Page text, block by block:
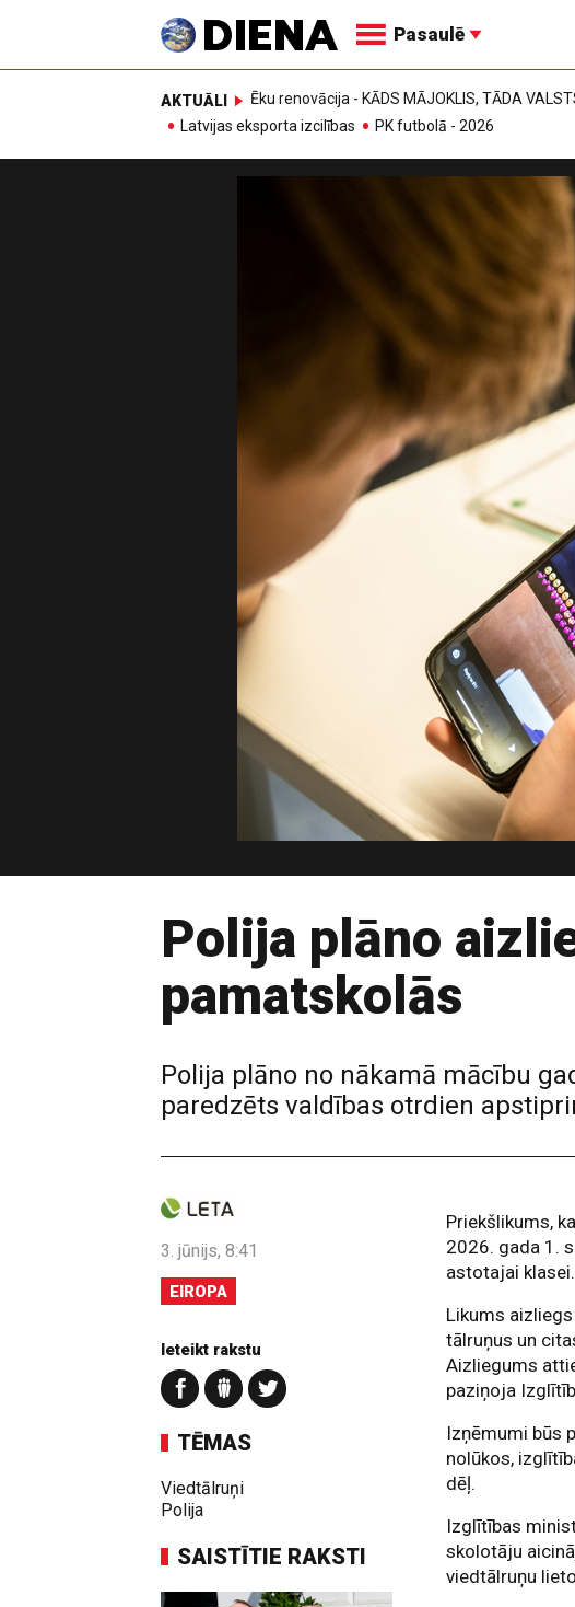
Pasaulē
AKTUĀLI Ēku renovācija - KĀDS MĀJOKLIS, TĀDA
Latvijas eksporta izcilības
PK futbolā - 2026
Polija plāno
pamatskolās
Polija plāno no nākamā mācību
paredzēts valdības otrdien
3. jūnijs, 8:41
EIROPA
Ieteikt rakstu
TĒMAS
Viedtālruņi
Polija
SAISTĪTIE RAKSTI
Priekšlikums,
2026. gada 1.
astotajai klasei.
Likums
tālruņus un
Aizliegums
paziņoja
Izņēmumi būs
nolūkos,
dēļ.
Izglītības
skolotāju
viedtālruņu